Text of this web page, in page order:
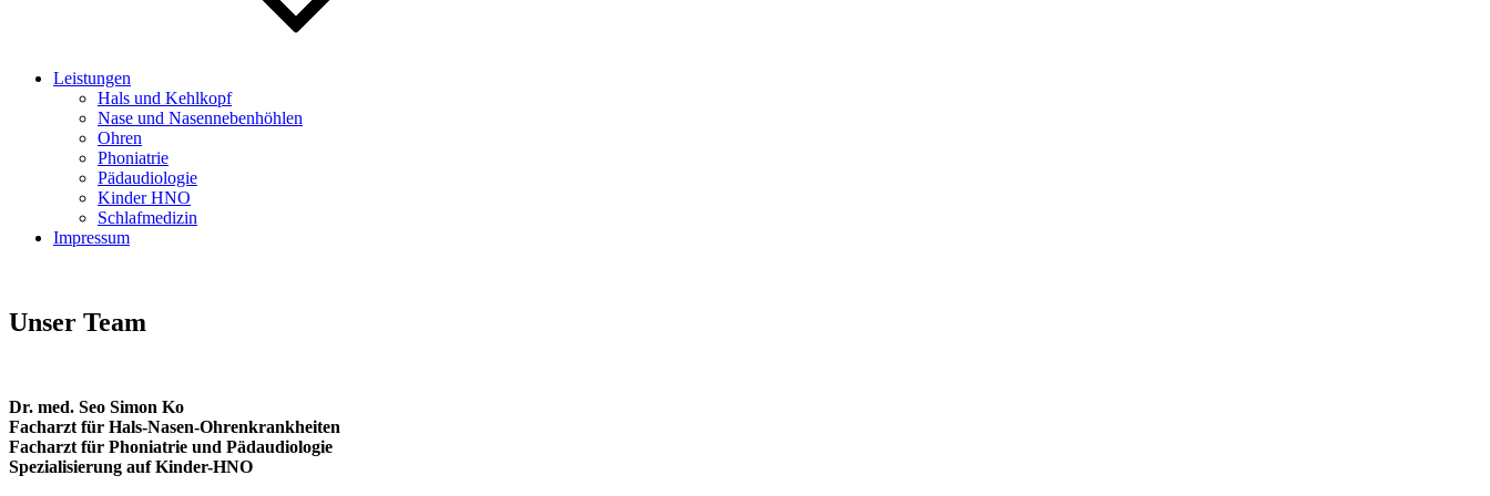
Leistungen
Hals und Kehlkopf
Nase und Nasennebenhöhlen
Ohren
Phoniatrie
Pädaudiologie
Kinder HNO
Schlafmedizin
Impressum
Unser Team
Dr. med. Seo Simon Ko
Facharzt für Hals-Nasen-Ohrenkrankheiten
Facharzt für Phoniatrie und Pädaudiologie
Spezialisierung auf Kinder-HNO